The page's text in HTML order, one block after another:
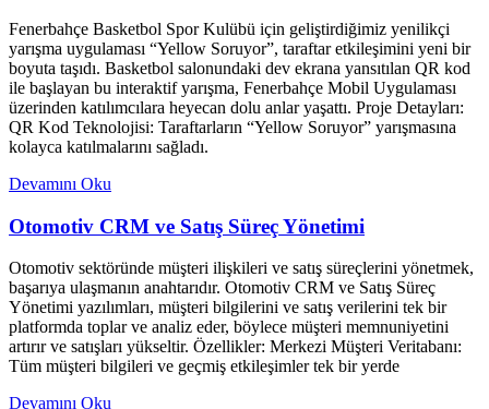
Fenerbahçe Basketbol Spor Kulübü için geliştirdiğimiz yenilikçi
yarışma uygulaması “Yellow Soruyor”, taraftar etkileşimini yeni bir
boyuta taşıdı. Basketbol salonundaki dev ekrana yansıtılan QR kod
ile başlayan bu interaktif yarışma, Fenerbahçe Mobil Uygulaması
üzerinden katılımcılara heyecan dolu anlar yaşattı. Proje Detayları:
QR Kod Teknolojisi: Taraftarların “Yellow Soruyor” yarışmasına
kolayca katılmalarını sağladı.
Devamını Oku
Otomotiv CRM ve Satış Süreç Yönetimi
Otomotiv sektöründe müşteri ilişkileri ve satış süreçlerini yönetmek,
başarıya ulaşmanın anahtarıdır. Otomotiv CRM ve Satış Süreç
Yönetimi yazılımları, müşteri bilgilerini ve satış verilerini tek bir
platformda toplar ve analiz eder, böylece müşteri memnuniyetini
artırır ve satışları yükseltir. Özellikler: Merkezi Müşteri Veritabanı:
Tüm müşteri bilgileri ve geçmiş etkileşimler tek bir yerde
Devamını Oku